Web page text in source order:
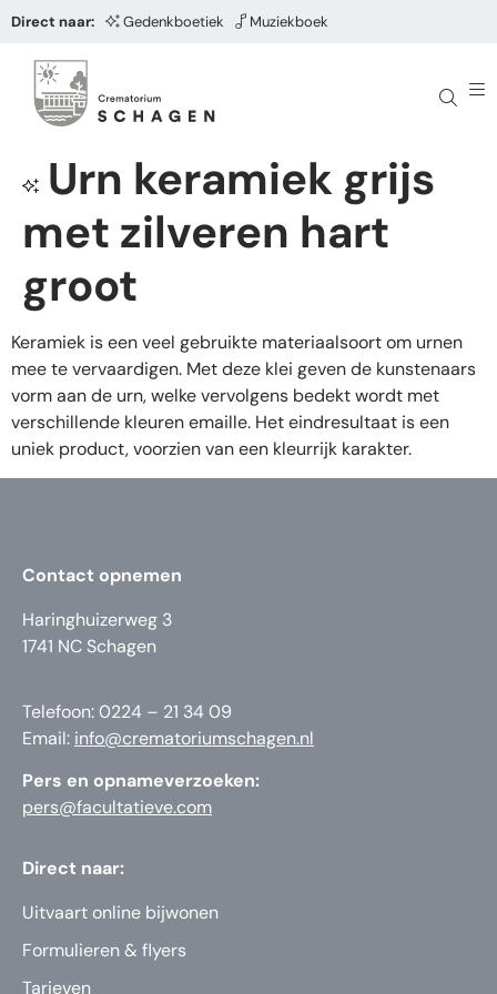
Direct naar: Gedenkboetiek Muziekboek
Urn keramiek grijs
met zilveren hart
groot
Keramiek is een veel gebruikte materiaalsoort om urnen
mee te vervaardigen. Met deze klei geven de kunstenaars
vorm aan de urn, welke vervolgens bedekt wordt met
verschillende kleuren emaille. Het eindresultaat is een
uniek product, voorzien van een kleurrijk karakter.
Contact opnemen
Haringhuizerweg 3
1741 NC Schagen
Telefoon: 0224 – 21 34 09
Email: info@crematoriumschagen.nl
Pers en opnameverzoeken:
pers@facultatieve.com
Direct naar:
Uitvaart online bijwonen
Formulieren & flyers
Tarieven